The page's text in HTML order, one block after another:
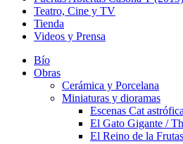
Teatro, Cine y TV
Tienda
Videos y Prensa
Bío
Obras
Cerámica y Porcelana
Miniaturas y dioramas
Escenas Cat
El Gato Gigante /
El Reino de la